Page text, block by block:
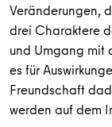
Veränderungen,
drei Charaktere
und Umgang mit
es für
Freundschaft
werden auf dem